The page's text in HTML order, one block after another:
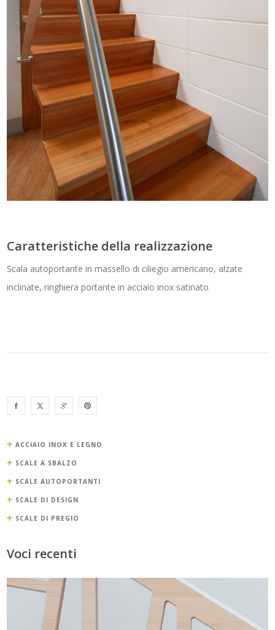
Caratteristiche della realizzazione
Scala autoportante in massello di ciliegio americano, alzate
inclinate, ringhiera portante in acciaio inox satinato.
ACCIAIO INOX E LEGNO
SCALE A SBALZO
SCALE AUTOPORTANTI
SCALE DI DESIGN
SCALE DI PREGIO
Voci recenti